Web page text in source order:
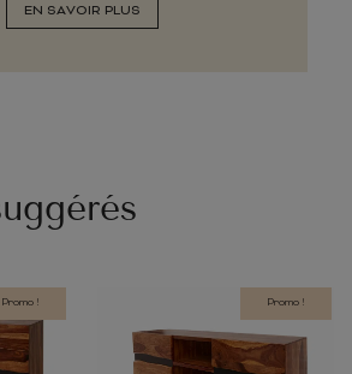
EN SAVOIR PLUS
Promo ! Promo !